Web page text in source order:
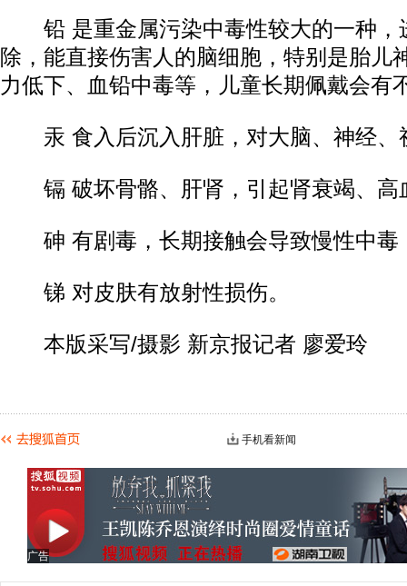
铅 是重金属污染中毒性较大的一种，
除，能直接伤害人的脑细胞，特别是胎儿
力低下、血铅中毒等，儿童长期佩戴会有
汞 食入后沉入肝脏，对大脑、神经、
镉 破坏骨骼、肝肾，引起肾衰竭、高
砷 有剧毒，长期接触会导致慢性中毒
锑 对皮肤有放射性损伤。
本版采写/摄影 新京报记者 廖爱玲
手机看新闻
广告